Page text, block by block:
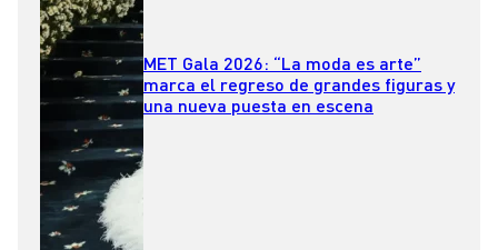
MET Gala 2026: “La moda es arte”
marca el regreso de grandes figuras y
una nueva puesta en escena